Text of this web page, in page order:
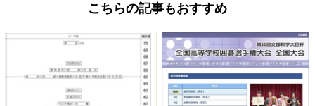
こちらの記事もおすすめ